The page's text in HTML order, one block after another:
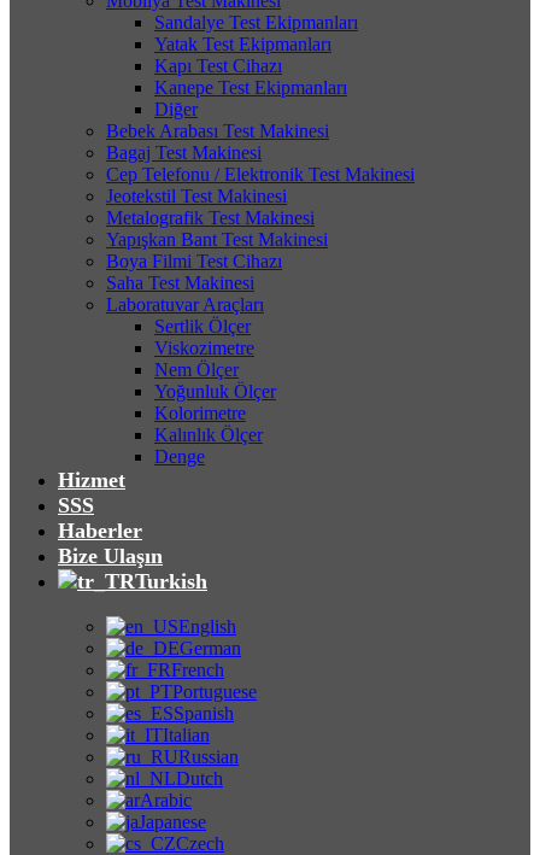
Sandalye Test Ekipmanları
Yatak Test Ekipmanları
Kapı Test Cihazı
Kanepe Test Ekipmanları
Diğer
Bebek Arabası Test Makinesi
Bagaj Test Makinesi
Cep Telefonu / Elektronik Test Makinesi
Jeotekstil Test Makinesi
Metalografik Test Makinesi
Yapışkan Bant Test Makinesi
Boya Filmi Test Cihazı
Saha Test Makinesi
Laboratuvar Araçları
Sertlik Ölçer
Viskozimetre
Nem Ölçer
Yoğunluk Ölçer
Kolorimetre
Kalınlık Ölçer
Denge
Hizmet
SSS
Haberler
Bize Ulaşın
Turkish
English
German
French
Portuguese
Spanish
Italian
Russian
Dutch
Arabic
Japanese
Czech